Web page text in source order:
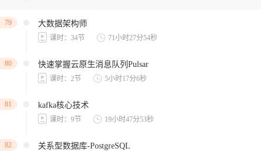
79 大数据架构师
课时：34节 71小时27分54秒
80 快速掌握云原生消息队列Pulsar
课时：2节 5小时17分6秒
81 kafka核心技术
课时：9节 19小时47分53秒
82 关系型数据库-PostgreSQL